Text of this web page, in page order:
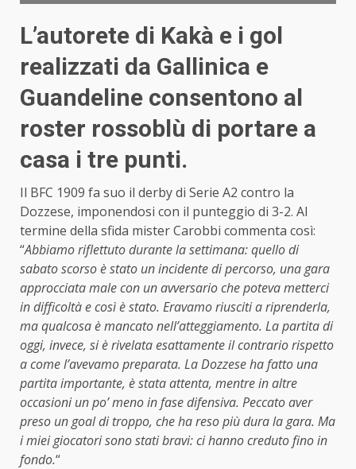
L’autorete di Kakà e i gol
realizzati da Gallinica e
Guandeline consentono al
roster rossoblù di portare a
casa i tre punti.
Il BFC 1909 fa suo il derby di Serie A2 contro la
Dozzese, imponendosi con il punteggio di 3-2. Al
termine della sfida mister Carobbi commenta così:
“Abbiamo riflettuto durante la settimana: quello di
sabato scorso è stato un incidente di percorso, una gara
approcciata male con un avversario che poteva metterci
in difficoltà e così è stato. Eravamo riusciti a riprenderla,
ma qualcosa è mancato nell’atteggiamento. La partita di
oggi, invece, si è rivelata esattamente il contrario rispetto
a come l’avevamo preparata. La Dozzese ha fatto una
partita importante, è stata attenta, mentre in altre
occasioni un po’ meno in fase difensiva. Peccato aver
preso un goal di troppo, che ha reso più dura la gara. Ma
i miei giocatori sono stati bravi: ci hanno creduto fino in
fondo.“